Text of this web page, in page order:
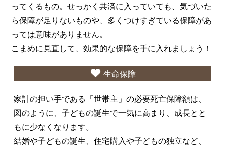
ってくるもの。せっかく共済に入っていても、気づいた
ら保障が足りないものや、多くつけすぎている保障があ
っては意味がありません。
こまめに見直して、効果的な保障を手に入れましょう！
生命保障
家計の担い手である「世帯主」の必要死亡保障額は、
図のように、子どもの誕生で一気に高まり、成長とと
もに少なくなります。
結婚や子どもの誕生、住宅購入や子どもの独立など、